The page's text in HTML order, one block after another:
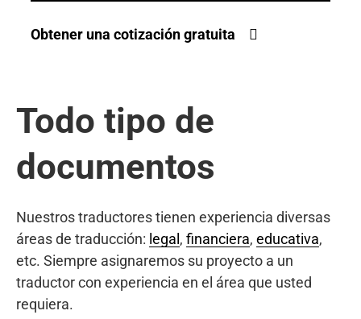
Obtener una cotización gratuita
Todo tipo de
documentos
Nuestros traductores tienen experiencia diversas
áreas de traducción: legal , financiera, educativa,
etc. Siempre asignaremos su proyecto a un
traductor con experiencia en el área que usted
requiera.